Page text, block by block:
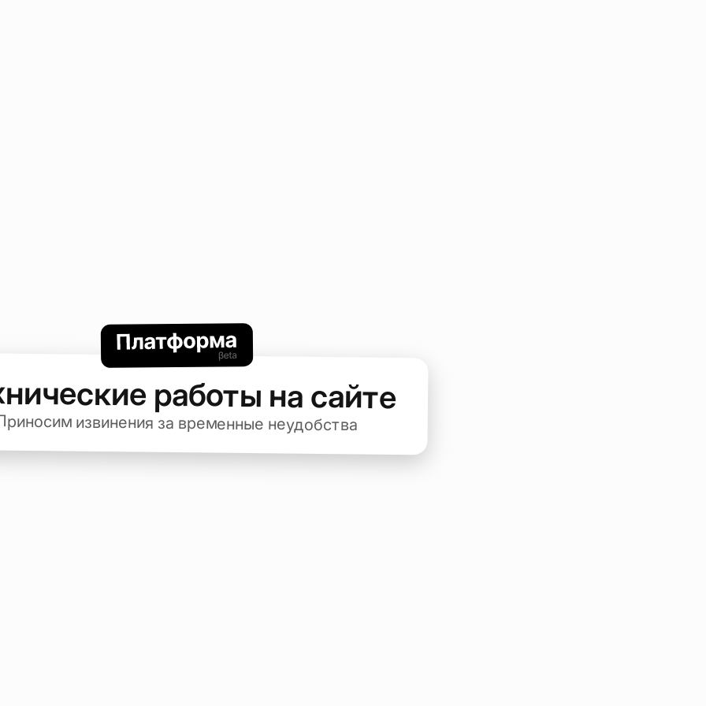
работы на сайте
извинения за временные неудобства